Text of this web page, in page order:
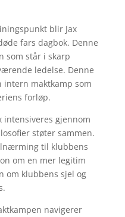
blir Jax
fars dagbok. Denne
som står i skarp
ledelse. Denne
intern maktkamp som
forløp.
intensiveres gjennom
støter sammen.
til klubbens
om en mer legitim
om klubbens sjel og
navigerer